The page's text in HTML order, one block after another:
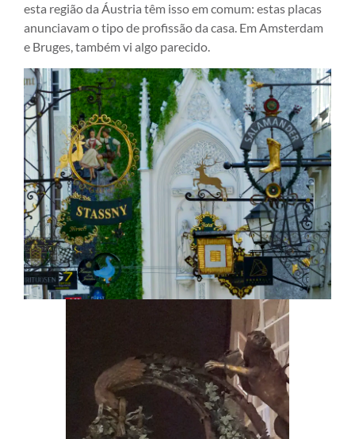
esta região da Áustria têm isso em comum: estas placas
anunciavam o tipo de profissão da casa. Em Amsterdam
e Bruges, também vi algo parecido.